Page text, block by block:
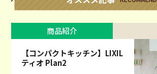
商品紹介
【コンパクトキッチン】LIXIL
ティオ Plan2